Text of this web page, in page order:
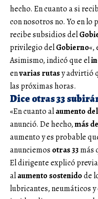
hecho. En cuanto a si
con nosotros no. Yo en
recibe subsidios del
privilegio delGobierno«,
Asimismo, indicó que el
envarias rutasy advirtió
las próximas horas.
Dice otras 33
«En cuanto alaumento
anunció. De hecho,más
aumento y es probable
anunciemos otras 33más
El dirigente explicó
alaumento sostenidode
lubricantes, neumáticos